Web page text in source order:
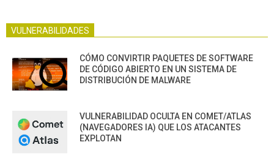
VULNERABILIDADES
CÓMO CONVIRTIR PAQUETES DE SOFTWARE
DE CÓDIGO ABIERTO EN UN SISTEMA DE
DISTRIBUCIÓN DE MALWARE
VULNERABILIDAD OCULTA EN COMET/ATLAS
(NAVEGADORES IA) QUE LOS ATACANTES
EXPLOTAN